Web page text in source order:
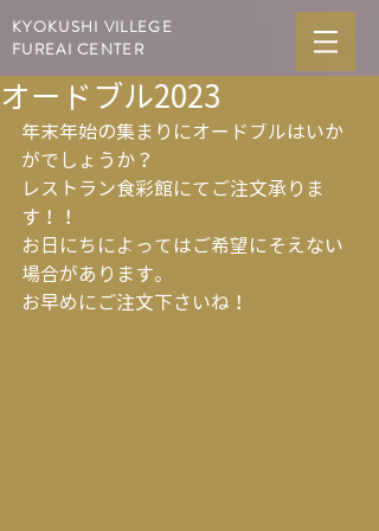
KYOKUSHI VILLEGE
FUREAI CENTER
オードブル2023
年末年始の集まりにオードブルはいか
がでしょうか？
レストラン食彩館にてご注文承りま
す！！
お日にちによってはご希望にそえない
場合があります。
お早めにご注文下さいね！